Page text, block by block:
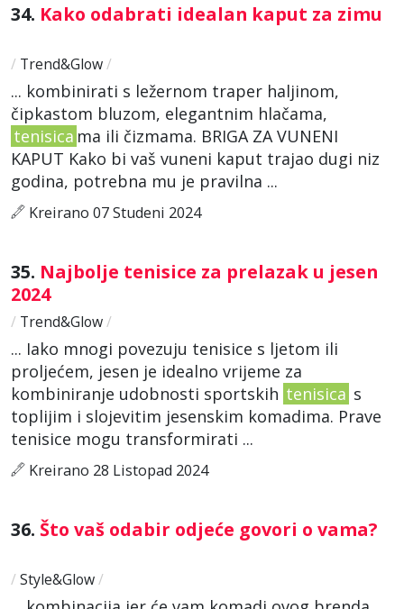
34. Kako odabrati idealan kaput za zimu
/ Trend&Glow/
... kombinirati s ležernom traper haljinom,
čipkastom bluzom, elegantnim hlačama,
tenisica ma ili čizmama. BRIGA ZA VUNENI
KAPUT Kako bi vaš vuneni kaput trajao dugi niz
godina, potrebna mu je pravilna ...
Kreirano 07 Studeni 2024
35. Najbolje tenisice za prelazak u jesen
2024
/ Trend&Glow/
... Iako mnogi povezuju tenisice s ljetom ili
proljećem, jesen je idealno vrijeme za
kombiniranje udobnosti sportskih tenisica s
toplijim i slojevitim jesenskim komadima. Prave
tenisice mogu transformirati ...
Kreirano 28 Listopad 2024
36. Što vaš odabir odjeće govori o vama?
/ Style&Glow/